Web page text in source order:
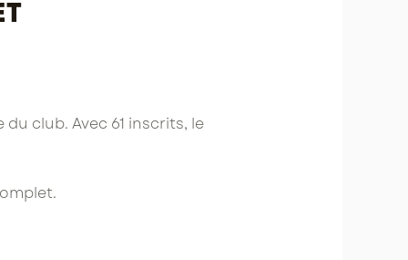
club. Avec 61 inscrits, le